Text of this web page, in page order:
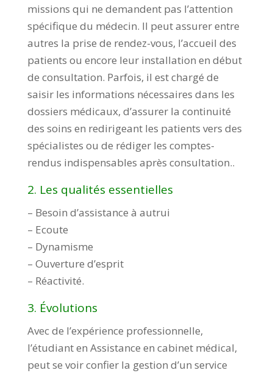
missions qui ne demandent pas l’attention
spécifique du médecin. Il peut assurer entre
autres la prise de rendez-vous, l’accueil des
patients ou encore leur installation en début
de consultation. Parfois, il est chargé de
saisir les informations nécessaires dans les
dossiers médicaux, d’assurer la continuité
des soins en redirigeant les patients vers des
spécialistes ou de rédiger les comptes-
rendus indispensables après consultation..
2. Les qualités essentielles
– Besoin d’assistance à autrui
– Ecoute
– Dynamisme
– Ouverture d’esprit
– Réactivité.
3. Évolutions
Avec de l’expérience professionnelle,
l’étudiant en Assistance en cabinet médical,
peut se voir confier la gestion d’un service